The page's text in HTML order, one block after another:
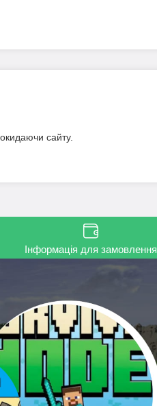
сайту.
Інформація для замовлення